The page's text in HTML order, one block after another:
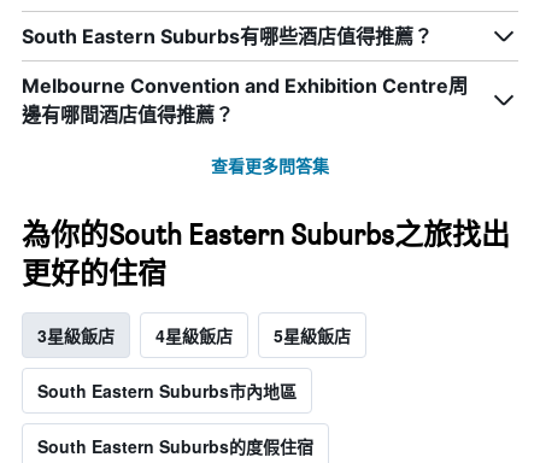
South Eastern Suburbs有哪些酒店值得推薦？
Melbourne Convention and Exhibition Centre周
邊有哪間酒店值得推薦？
查看更多問答集
為你的South Eastern Suburbs之旅找出
更好的住宿
3星級飯店 4星級飯店 5星級飯店
South Eastern Suburbs市內地區
South Eastern Suburbs的度假住宿